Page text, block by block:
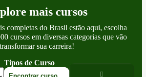
mais cursos
completas do Brasil estão aqui, escolha
cursos em diversas categorias que vão
transformar sua carreira!
Tipos de Curso